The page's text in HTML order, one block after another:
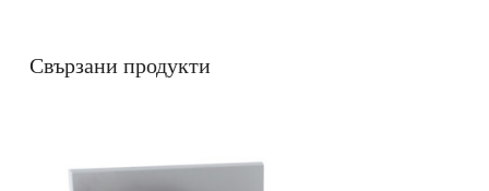
Свързани продукти